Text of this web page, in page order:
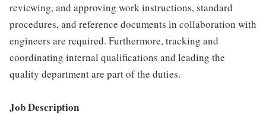
reviewing, and approving work instructions, standard
procedures, and reference documents in collaboration with
engineers are required. Furthermore, tracking and
coordinating internal qualifications and leading the
quality department are part of the duties.
Job Description